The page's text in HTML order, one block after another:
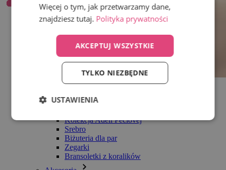
Wszystko w kategorii Biżuteria
Bransoletki
Kolekcja Adéli Pečlovej
Srebro
Biżuteria dla par
Zegarki
Bransoletki z koralików
Więcej o tym, jak przetwarzamy dane,
znajdziesz tutaj. Polityka prywatności
AKCEPTUJ WSZYSTKIE
TYLKO NIEZBĘDNE
USTAWIENIA